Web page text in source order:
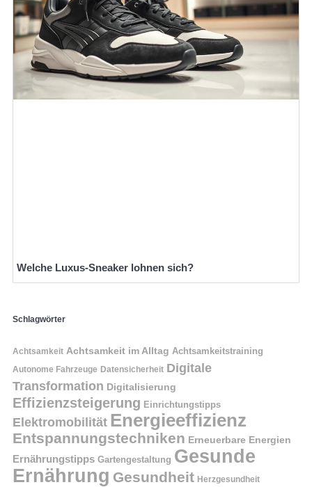
Welche Luxus-Sneaker lohnen sich?
Schlagwörter
Achtsamkeit Achtsamkeit im Alltag Achtsamkeitstraining
Autonome Fahrzeuge Datensicherheit Digitale
Transformation Digitalisierung
Effizienzsteigerung Einrichtungstipps
Elektromobilität Energieeffizienz
Entspannungstechniken Erneuerbare Energien
Ernährungstipps Gartengestaltung Gesunde
Ernährung Gesundheit Herzgesundheit